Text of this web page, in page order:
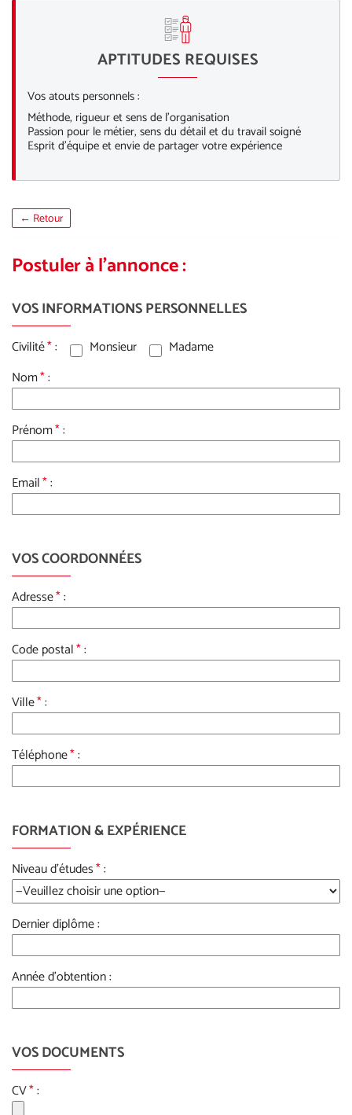
APTITUDES REQUISES
Vos atouts personnels :
Méthode, rigueur et sens de l’organisation
Passion pour le métier, sens du détail et du travail soigné
Esprit d’équipe et envie de partager votre expérience
← Retour
Postuler à l'annonce :
VOS INFORMATIONS PERSONNELLES
Civilité*: Monsieur
Madame
Nom*:
Prénom*:
Email*:
VOS COORDONNÉES
Adresse*:
Code postal*:
Ville*:
Téléphone*:
FORMATION & EXPÉRIENCE
Niveau d'études*:
Dernier diplôme :
Année d'obtention :
VOS DOCUMENTS
CV*: